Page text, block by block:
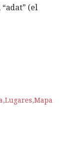
(el
,Lugares,Mapa